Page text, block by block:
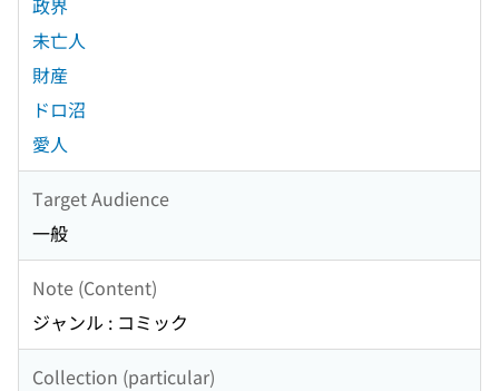
政界
未亡人
財産
ドロ沼
愛人
Target Audience
一般
Note (Content)
ジャンル : コミック
Collection (particular)